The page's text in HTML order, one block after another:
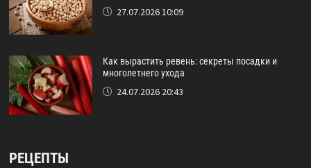
27.07.2026 10:09
Как вырастить ревень: секреты посадки и
многолетнего ухода
24.07.2026 20:43
РЕЦЕПТЫ